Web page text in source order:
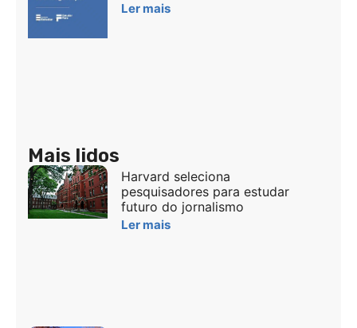
Ler mais
Mais lidos
Harvard seleciona
pesquisadores para estudar
futuro do jornalismo
Ler mais